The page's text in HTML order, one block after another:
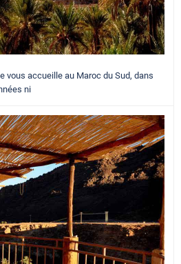
vous accueille au Maroc du Sud, dans
ni